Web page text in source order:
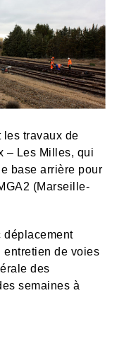
les travaux de
– Les Milles, qui
base arrière pour
(Marseille-
déplacement
entretien de voies
des
semaines à